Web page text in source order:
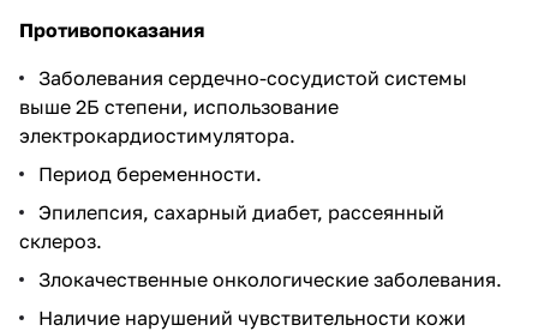
Противопоказания
Заболевания сердечно-сосудистой системы
выше 2Б степени, использование
электрокардиостимулятора.
Период беременности.
Эпилепсия, сахарный диабет, рассеянный
склероз.
Злокачественные онкологические заболевания.
Наличие нарушений чувствительности кожи